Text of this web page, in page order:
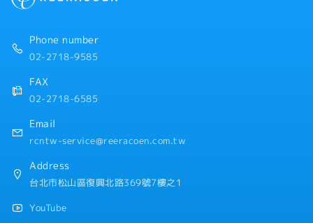
・績效獎金 (1年2次發放，基本1.6個月)
・員工健康檢查 (1年1次)
・額外支付證照津貼
・證照課程訓練費用補助 (公司指定項目)
・免費零食無限供應、免費咖啡無限供應
・員工國內旅遊、家庭日
Phone number
02-2718-9585
FAX
02-2718-6585
Email
rcntw-service@reeracoen.com.tw
Address
台北市松山區復興北路369號7樓之1
YouTube